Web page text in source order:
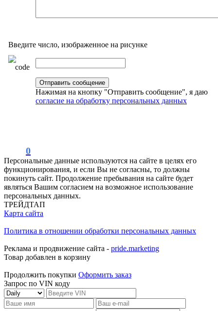
Введите число, изображенное на рисунке
Нажимая на кнопку "Отправить сообщение", я даю
согласие на обработку персональных данных
0
Персональные данные используются на сайте в целях его
функционирования, и если Вы не согласны, то должны
покинуть сайт. Продолжение пребывания на сайте будет
являться Вашим согласием на возможное использование
персональных данных.
ТРЕЙДТАП
Карта сайта
Политика в отношении обработки персональных данных
Реклама и продвижение сайта - pride.marketing
Товар добавлен в корзину
Продолжить покупки Оформить заказ
Запрос по VIN коду